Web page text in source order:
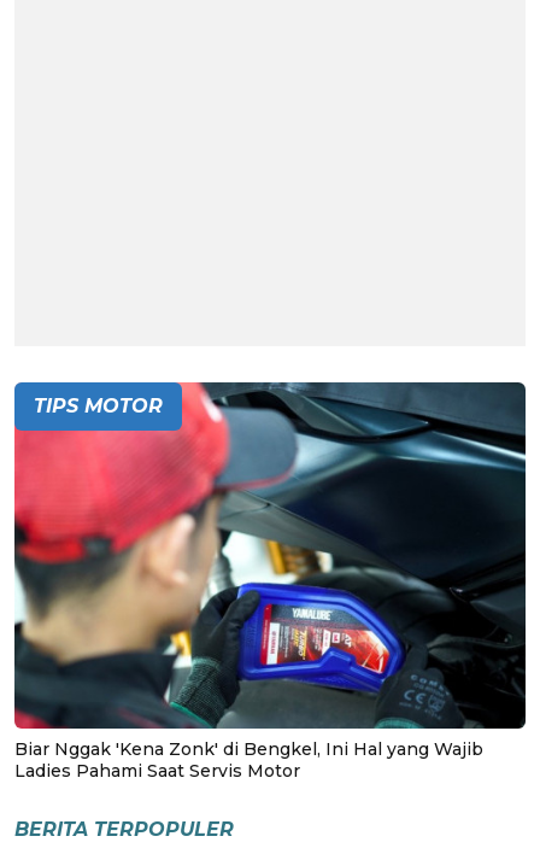
TIPS MOTOR
Biar Nggak 'Kena Zonk' di Bengkel, Ini Hal yang Wajib
Ladies Pahami Saat Servis Motor
BERITA TERPOPULER